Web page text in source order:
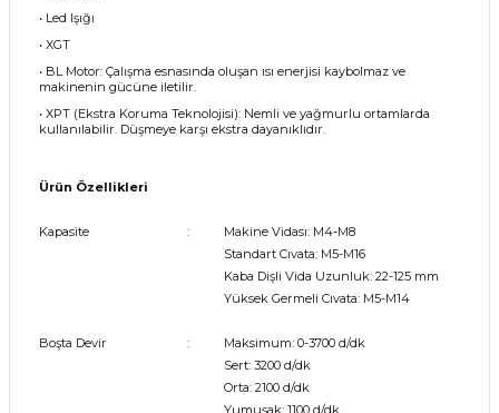
• Led Işığı
• XGT
• BL Motor: Çalışma esnasında oluşan ısı enerjisi kaybolmaz ve
makinenin gücüne iletilir.
• XPT (Ekstra Koruma Teknolojisi): Nemli ve yağmurlu ortamlarda
kullanılabilir. Düşmeye karşı ekstra dayanıklıdır.
Ürün Özellikleri
Kapasite :
Makine Vidası: M4-M8
Standart Cıvata: M5-M16
Kaba Dişli Vida Uzunluk: 22-125 mm
Yüksek Germeli Cıvata: M5-M14
Boşta Devir :
Maksimum: 0-3700 d/dk
Sert: 3200 d/dk
Orta: 2100 d/dk
Yumuşak: 1100 d/dk